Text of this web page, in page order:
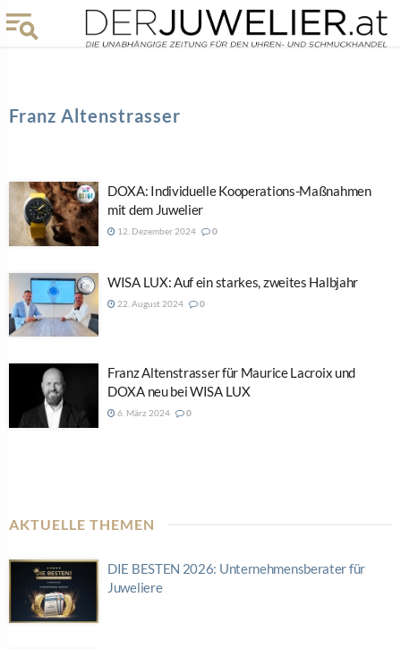
Franz Altenstrasser
DOXA: Individuelle Kooperations-Maßnahmen
mit dem Juwelier
12. Dezember 2024 0
WISA LUX: Auf ein starkes, zweites Halbjahr
22. August 2024 0
Franz Altenstrasser für Maurice Lacroix und
DOXA neu bei WISA LUX
6. März 2024 0
AKTUELLE THEMEN
DIE BESTEN 2026: Unternehmensberater für
Juweliere